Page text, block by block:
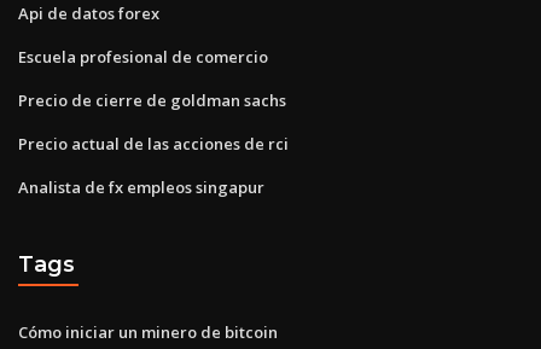
Api de datos forex
Escuela profesional de comercio
Precio de cierre de goldman sachs
Precio actual de las acciones de rci
Analista de fx empleos singapur
Tags
Cómo iniciar un minero de bitcoin